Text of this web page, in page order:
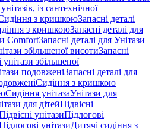
із сантехнічної
з кришкоюЗапасні деталі
з кришкоюЗапасні деталі для
ComfortЗапасні деталі для Унітази
збільшеної висотиЗапасні
збільшеної
подовженіЗапасні деталі для
Сидіння з кришкою
Сидіння унітазаУнітази для
для дітейПідвісні
унітазиПідлогові
унітазиДитячі сидіння з